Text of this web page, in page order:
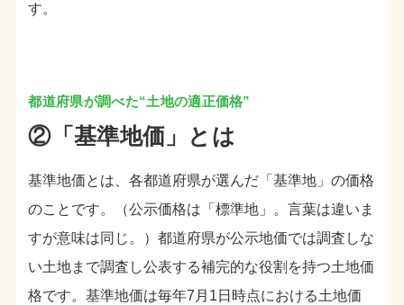
す。
②「基準地価」とは
基準地価とは、各都道府県が選んだ「基準地」の価格
のことです。（公示価格は「標準地」。言葉は違いま
すが意味は同じ。）都道府県が公示地価では調査しな
い土地まで調査し公表する補完的な役割を持つ土地価
格です。基準地価は毎年7月1日時点における土地価